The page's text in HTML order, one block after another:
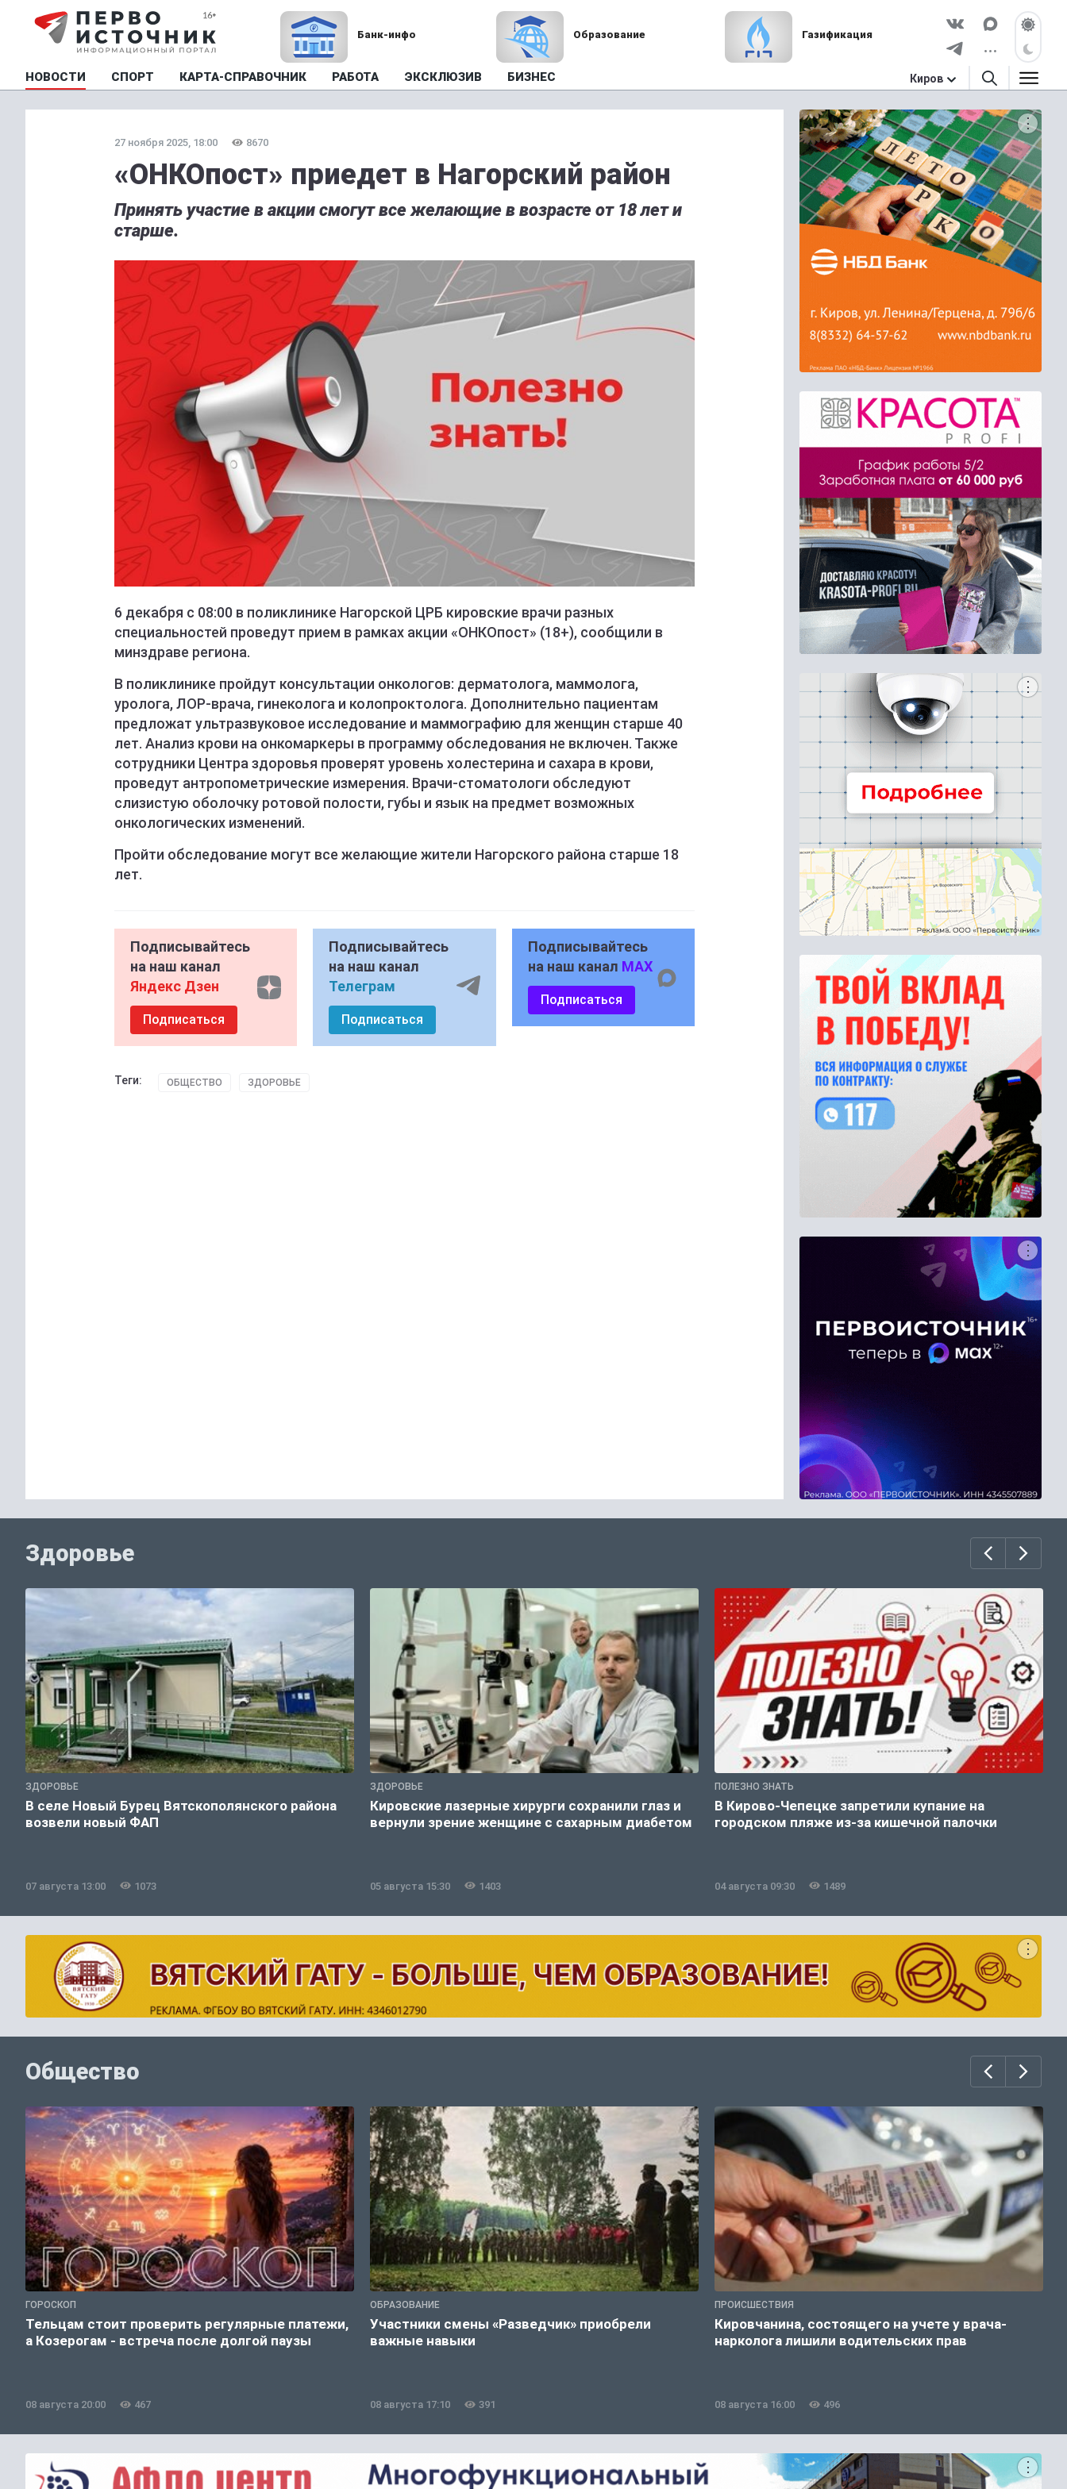
Банк-инфо Образование Газификация
НОВОСТИ СПОРТ КАРТА-СПРАВОЧНИК РАБОТА ЭКСКЛЮЗИВ БИЗНЕС Киров
27 ноября 2025, 18:00 8670
«ОНКОпост» приедет в Нагорский район
Принять участие в акции смогут все желающие в возрасте от 18 лет и
старше.
6 декабря с 08:00 в поликлинике Нагорской ЦРБ кировские врачи разных
специальностей проведут прием в рамках акции «ОНКОпост» (18+), сообщили в
минздраве региона.
В поликлинике пройдут консультации онкологов: дерматолога, маммолога,
уролога, ЛОР-врача, гинеколога и колопроктолога. Дополнительно пациентам
предложат ультразвуковое исследование и маммографию для женщин старше 40
лет. Анализ крови на онкомаркеры в программу обследования не включен. Также
сотрудники Центра здоровья проверят уровень холестерина и сахара в крови,
проведут антропометрические измерения. Врачи-стоматологи обследуют
слизистую оболочку ротовой полости, губы и язык на предмет возможных
онкологических изменений.
Пройти обследование могут все желающие жители Нагорского района старше 18
лет.
Подписывайтесь
на наш канал
Яндекс Дзен
Подписаться
Подписывайтесь
на наш канал
Телеграм
Подписаться
Подписывайтесь
на наш канал MAX
Подписаться
Теги: ОБЩЕСТВО ЗДОРОВЬЕ
Здоровье
ЗДОРОВЬЕ
В селе Новый Бурец Вятскополянского района
возвели новый ФАП
07 августа 13:00 1073
ЗДОРОВЬЕ
Кировские лазерные хирурги сохранили глаз и
вернули зрение женщине с сахарным диабетом
05 августа 15:30 1403
ПОЛЕЗНО ЗНАТЬ
В Кирово-Чепецке запретили купание на
городском пляже из-за кишечной палочки
04 августа 09:30 1489
Общество
ГОРОСКОП
Тельцам стоит проверить регулярные платежи,
а Козерогам - встреча после долгой паузы
08 августа 20:00 467
ОБРАЗОВАНИЕ
Участники смены «Разведчик» приобрели
важные навыки
08 августа 17:10 391
ПРОИСШЕСТВИЯ
Кировчанина, состоящего на учете у врача-
нарколога лишили водительских прав
08 августа 16:00 496